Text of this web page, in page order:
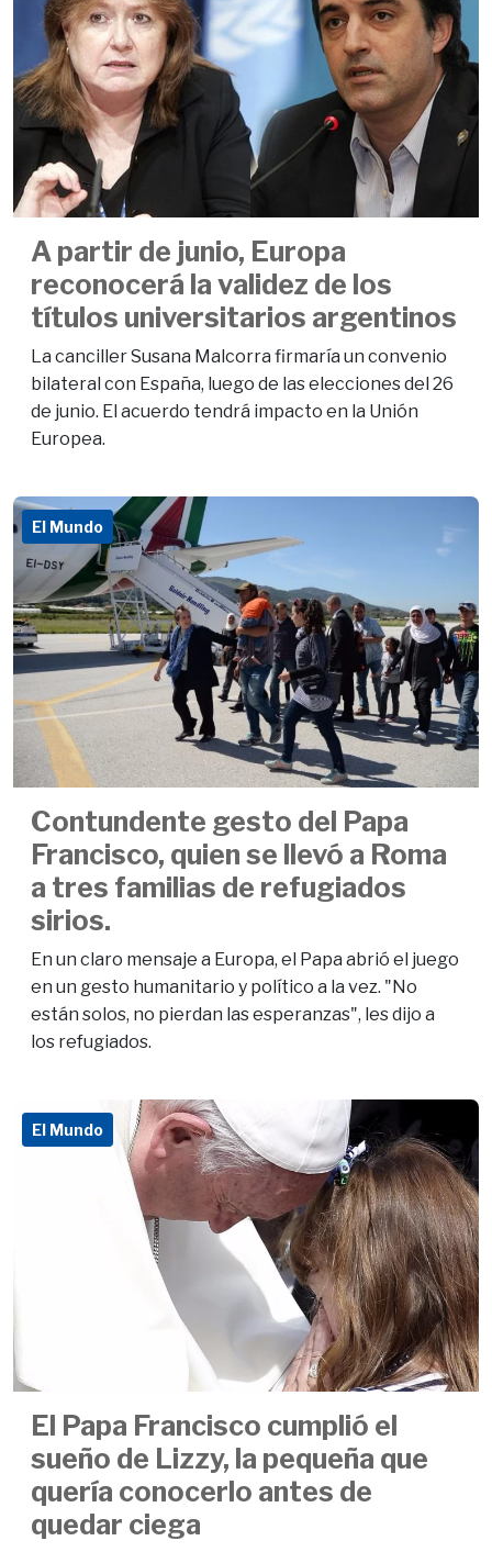
A partir de junio, Europa
reconocerá la validez de los
títulos universitarios argentinos
La canciller Susana Malcorra firmaría un convenio
bilateral con España, luego de las elecciones del 26
de junio. El acuerdo tendrá impacto en la Unión
Europea.
El Mundo
Contundente gesto del Papa
Francisco, quien se llevó a Roma
a tres familias de refugiados
sirios.
En un claro mensaje a Europa, el Papa abrió el juego
en un gesto humanitario y político a la vez. "No
están solos, no pierdan las esperanzas", les dijo a
los refugiados.
El Mundo
El Papa Francisco cumplió el
sueño de Lizzy, la pequeña que
quería conocerlo antes de
quedar ciega